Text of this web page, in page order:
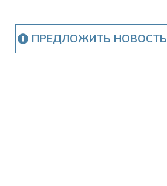
ПРЕДЛОЖИТЬ НОВОСТЬ